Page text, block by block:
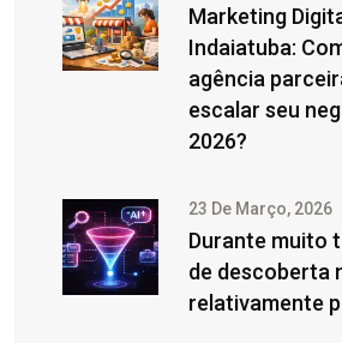
Marketing
Indaiatuba:
agência
escalar seu
2026?
23 De Março, 2026
Durante muito
de descoberta
relativamente